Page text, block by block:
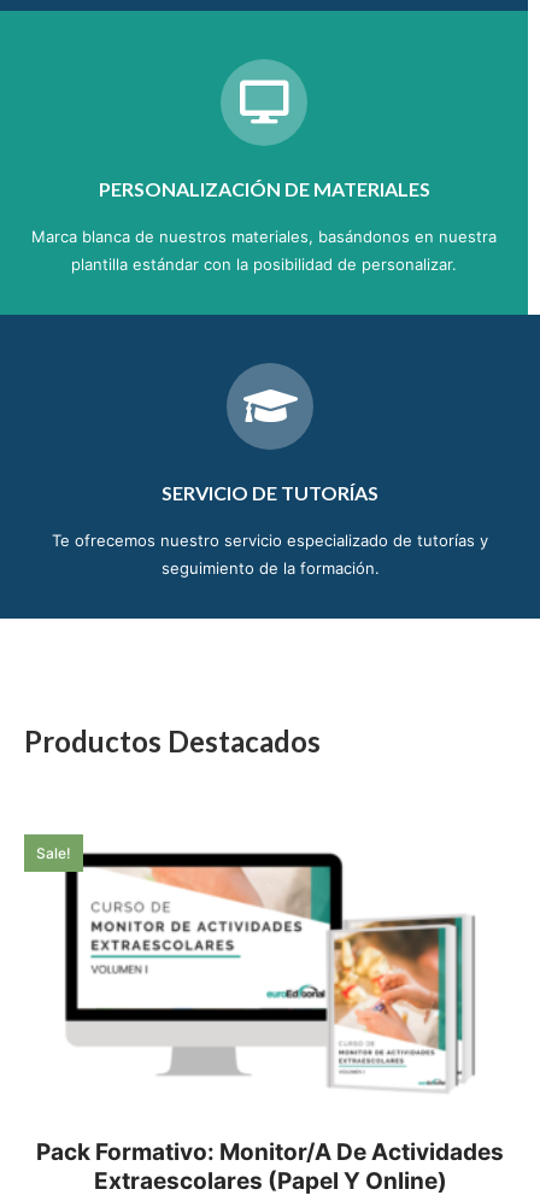
PERSONALIZACIÓN DE MATERIALES
Marca blanca de nuestros materiales, basándonos en nuestra
plantilla estándar con la posibilidad de personalizar.
SERVICIO DE TUTORÍAS
Te ofrecemos nuestro servicio especializado de tutorías y
seguimiento de la formación.
Productos Destacados
Sale!
Pack Formativo: Monitor/a De Actividades
Extraescolares (Papel Y Online)